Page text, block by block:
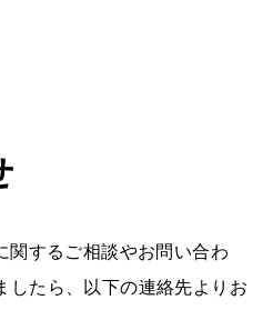
関するご相談やお問い合わ
したら、以下の連絡先よりお